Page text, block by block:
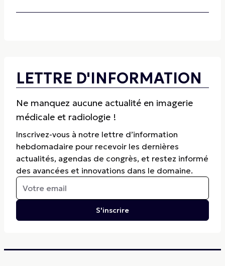
LETTRE D'INFORMATION
Ne manquez aucune actualité en imagerie
médicale et radiologie !
Inscrivez-vous à notre lettre d’information
hebdomadaire pour recevoir les dernières
actualités, agendas de congrès, et restez informé
des avancées et innovations dans le domaine.
S'inscrire